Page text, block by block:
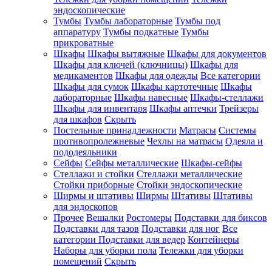
эндоскопические
Тумбы Тумбы лабораторные Тумбы под
аппаратуру Тумбы подкатные Тумбы
прикроватные
Шкафы Шкафы вытяжные Шкафы для документов
Шкафы для ключей (ключницы) Шкафы для
медикаментов Шкафы для одежды Все категории
Шкафы для сумок Шкафы картотечные Шкафы
лабораторные Шкафы навесные Шкафы-стеллажи
Шкафы для инвентаря Шкафы аптечки Трейзеры
для шкафов Скрыть
Постельные принадлежности Матрасы Системы
противопролежневые Чехлы на матрасы Одеяла и
пододеяльники
Сейфы Сейфы металлические Шкафы-сейфы
Стеллажи и стойки Стеллажи металлические
Стойки приборные Стойки эндоскопические
Ширмы и штативы Ширмы Штативы Штативы
для эндоскопов
Прочее Вешалки Ростомеры Подставки для биксов
Подставки для тазов Подставки для ног Все
категории Подставки для ведер Контейнеры
Наборы для уборки пола Тележки для уборки
помещений Скрыть